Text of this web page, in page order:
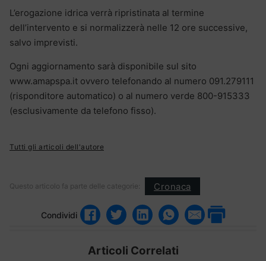
L’erogazione idrica verrà ripristinata al termine
dell’intervento e si normalizzerà nelle 12 ore successive,
salvo imprevisti.
Ogni aggiornamento sarà disponibile sul sito
www.amapspa.it ovvero telefonando al numero 091.279111
(risponditore automatico) o al numero verde 800-915333
(esclusivamente da telefono fisso).
Tutti gli articoli dell'autore
Questo articolo fa parte delle categorie: Cronaca
Condividi
Articoli Correlati